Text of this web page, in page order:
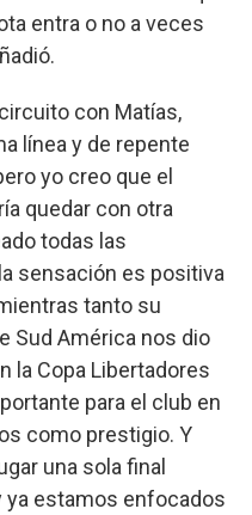
entra o no a veces
con Matías,
línea y de repente
yo creo que el
quedar con otra
todas las
sensación es positiva
tanto su
Sud América nos dio
la Copa Libertadores
para el club en
como prestigio. Y
una sola final
ya estamos enfocados